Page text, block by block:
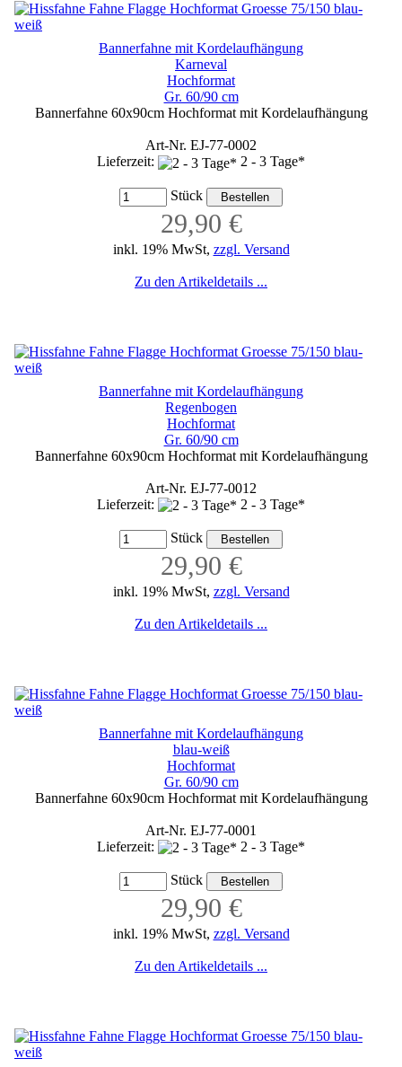
Bannerfahne mit Kordelaufhängung
Karneval
Hochformat
Gr. 60/90 cm
Bannerfahne 60x90cm Hochformat mit Kordelaufhängung
Art-Nr. EJ-77-0002
Lieferzeit:
2 - 3 Tage*
Stück
29,90 €
inkl. 19% MwSt, zzgl. Versand
Zu den Artikeldetails ...
Bannerfahne mit Kordelaufhängung
Regenbogen
Hochformat
Gr. 60/90 cm
Bannerfahne 60x90cm Hochformat mit Kordelaufhängung
Art-Nr. EJ-77-0012
Lieferzeit:
2 - 3 Tage*
Stück
29,90 €
inkl. 19% MwSt, zzgl. Versand
Zu den Artikeldetails ...
Bannerfahne mit Kordelaufhängung
blau-weiß
Hochformat
Gr. 60/90 cm
Bannerfahne 60x90cm Hochformat mit Kordelaufhängung
Art-Nr. EJ-77-0001
Lieferzeit:
2 - 3 Tage*
Stück
29,90 €
inkl. 19% MwSt, zzgl. Versand
Zu den Artikeldetails ...